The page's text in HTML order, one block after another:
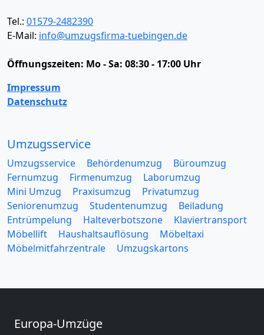
Tel.: 01579-2482390
E-Mail: info@umzugsfirma-tuebingen.de
Öffnungszeiten: Mo - Sa: 08:30 - 17:00 Uhr
Impressum
Datenschutz
Umzugsservice
Umzugsservice Behördenumzug
Büroumzug
Fernumzug
Firmenumzug
Laborumzug
Mini Umzug
Praxisumzug
Privatumzug
Seniorenumzug
Studentenumzug
Beiladung
Entrümpelung
Halteverbotszone
Klaviertransport
Möbellift
Haushaltsauflösung
Möbeltaxi
Möbelmitfahrzentrale
Umzugskartons
Europa-Umzüge